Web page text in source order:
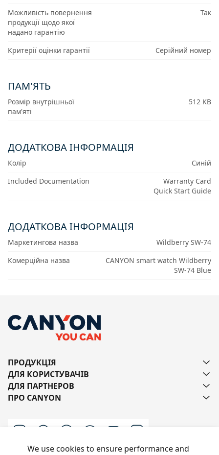
Можливість повернення
продукції щодо якої
надано гарантію
Так
Критерії оцінки гарантії Серійний номер
ПАМ'ЯТЬ
Розмір внутрішньої
пам'яті
512 KB
ДОДАТКОВА ІНФОРМАЦІЯ
Колір
Синій
Included Documentation
Warranty Card
Quick Start Guide
ДОДАТКОВА ІНФОРМАЦІЯ
Маркетингова назва
Wildberry SW-74
Комерційна назва
CANYON smart watch Wildberry
SW-74 Blue
ПРОДУКЦІЯ
ДЛЯ КОРИСТУВАЧІВ
ДЛЯ ПАРТНЕРОВ
ПРО CANYON
We use cookies to ensure performance and